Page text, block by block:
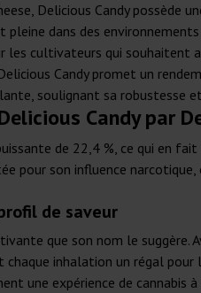
Delicious Candy
pleine dans des
cultivateurs qui souhaitent
Candy promet un
soulignant sa robustesse
Candy par
de 22,4 %, ce qui en
pour son influence
de saveur
que son nom le
inhalation un régal
une expérience de